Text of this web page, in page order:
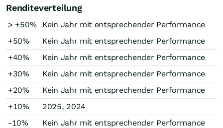
Renditeverteilung
> +50%
Kein Jahr mit entsprechender Performance
+50%
Kein Jahr mit entsprechender Performance
+40%
Kein Jahr mit entsprechender Performance
+30%
Kein Jahr mit entsprechender Performance
+20%
Kein Jahr mit entsprechender Performance
+10%
2025, 2024
-10%
Kein Jahr mit entsprechender Performance